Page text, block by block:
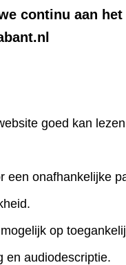
continu aan
goed kan
een onafhankelijke
op
en audiodescriptie.